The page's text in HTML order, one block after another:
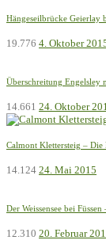
Hängeseilbrücke
19.776 4. Oktober
Überschreitung Engelsley
14.661 24. Oktober
Calmont Klettersteig –
14.124 24. Mai 2015
Der Weissensee bei
12.310 20. Februar